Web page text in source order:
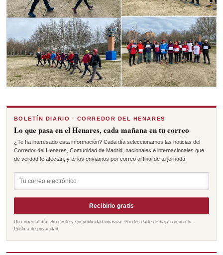
BOLETÍN DIARIO · CORREDOR DEL HENARES
Lo que pasa en el Henares, cada mañana en tu correo
¿Te ha interesado esta información? Cada día seleccionamos las noticias del
Corredor del Henares, Comunidad de Madrid, nacionales e internacionales que
de verdad te afectan, y te las enviamos por correo al final de tu jornada.
Recibirlo gratis
Un correo al día. Sin coste y sin publicidad invasiva. Puedes darte de baja con un clic.
Política de privacidad